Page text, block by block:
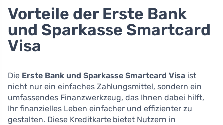
Vorteile der Erste Bank
und Sparkasse Smartcard
Visa
Die Erste Bank und Sparkasse Smartcard Visa ist
nicht nur ein einfaches Zahlungsmittel, sondern ein
umfassendes Finanzwerkzeug, das Ihnen dabei hilft,
Ihr finanzielles Leben einfacher und effizienter zu
gestalten. Diese Kreditkarte bietet Nutzern in